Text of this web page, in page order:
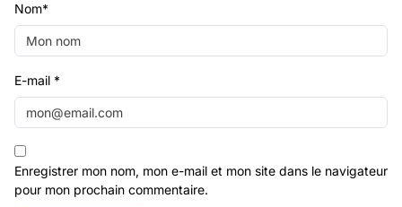
Nom*
E-mail *
Enregistrer mon nom, mon e-mail et mon site dans le navigateur
pour mon prochain commentaire.